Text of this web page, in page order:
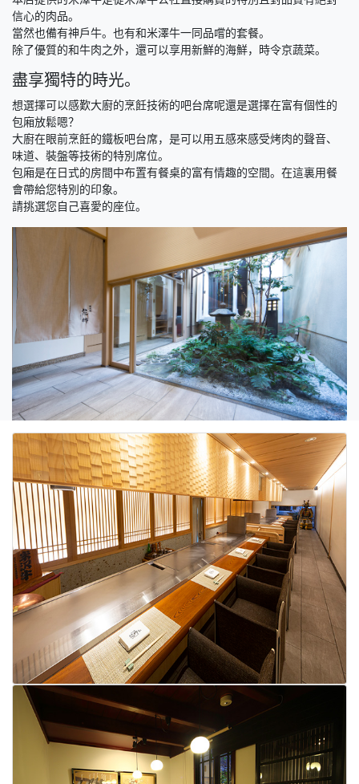
信心的肉品。
當然也備有神戶牛。也有和米澤牛一同品嚐的套餐。
除了優質的和牛肉之外，還可以享用新鮮的海鮮，時令京蔬菜。
盡享獨特的時光。
想選擇可以感歎大廚的烹飪技術的吧台席呢還是選擇在富有個性的
包廂放鬆嗯？
大廚在眼前烹飪的鐵板吧台席，是可以用五感來感受烤肉的聲音、
味道、裝盤等技術的特別席位。
包廂是在日式的房間中布置有餐桌的富有情趣的空間。在這裏用餐
會帶給您特別的印象。
請挑選您自己喜愛的座位。